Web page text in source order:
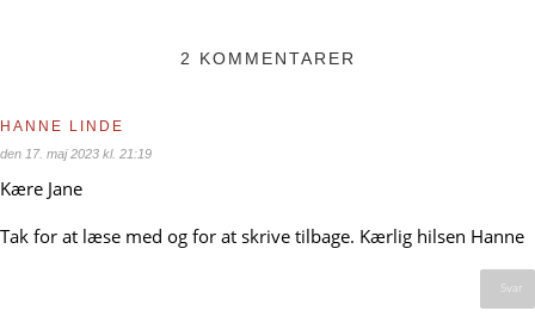
2 KOMMENTARER
HANNE LINDE
den 17. maj 2023 kl. 21:19
Kære Jane
Tak for at læse med og for at skrive tilbage. Kærlig hilsen Hanne
Svar